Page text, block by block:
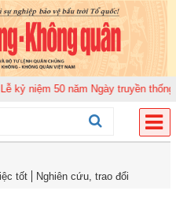
50 năm Ngày truyền thống (12-
tốt Nghiên cứu, trao đổi